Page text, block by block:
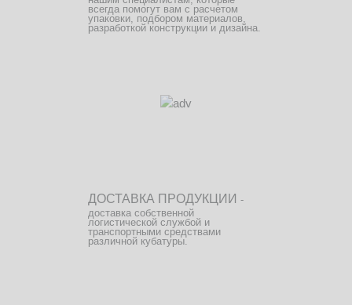
всегда помогут вам с расчетом
упаковки, подбором материалов,
разработкой конструкции и дизайна.
ДОСТАВКА ПРОДУКЦИИ -
доставка собственной
логистической службой и
транспортными средствами
различной кубатуры.